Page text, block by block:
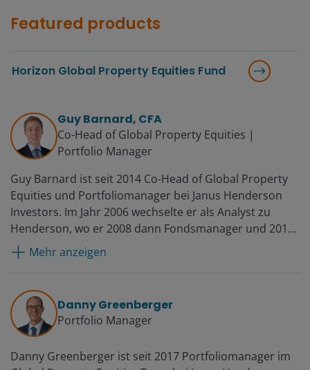
Featured products
Horizon Global Property Equities Fund
Guy Barnard, CFA
Co-Head of Global Property Equities |
Portfolio Manager
Guy Barnard ist seit 2014 Co-Head of Global Property
Equities und Portfoliomanager bei Janus Henderson
Investors. Im Jahr 2006 wechselte er als Analyst zu
Henderson, wo er 2008 dann Fondsmanager und 2012
stellvertretender Leiter des Bereichs Global Property
Equities wurde. Vor seiner Zeit bei Henderson war er
Mehr anzeigen
Danny Greenberger
Portfolio Manager
Danny Greenberger ist seit 2017 Portfoliomanager im